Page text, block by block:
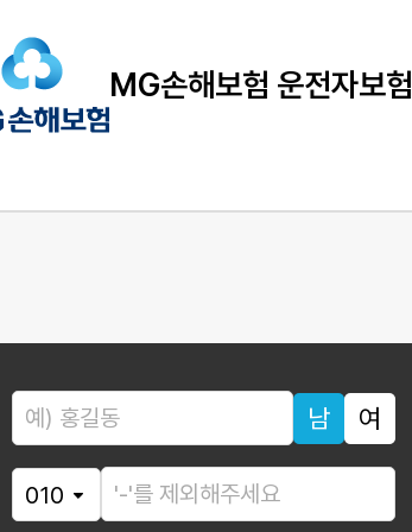
MG손해보험 운전자보험
남 여